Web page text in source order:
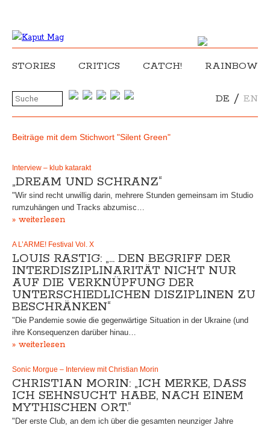
STORIES CRITICS CATCH! RAINBOW
DE / EN
Beiträge mit dem Stichwort "Silent Green"
Interview – klub katarakt
„DREAM UND SCHRANZ“
"Wir sind recht unwillig darin, mehrere Stunden gemeinsam im Studio
rumzuhängen und Tracks abzumisc…
» weiterlesen
A L’ARME! Festival Vol. X
LOUIS RASTIG: „… DEN BEGRIFF DER
INTERDISZIPLINARITÄT NICHT NUR
AUF DIE VERKNÜPFUNG DER
UNTERSCHIEDLICHEN DISZIPLINEN ZU
BESCHRÄNKEN“
"Die Pandemie sowie die gegenwärtige Situation in der Ukraine (und
ihre Konsequenzen darüber hinau…
» weiterlesen
Sonic Morgue – Interview mit Christian Morin
CHRISTIAN MORIN: „ICH MERKE, DASS
ICH SEHNSUCHT HABE, NACH EINEM
MYTHISCHEN ORT.“
"Der erste Club, an dem ich über die gesamten neunziger Jahre